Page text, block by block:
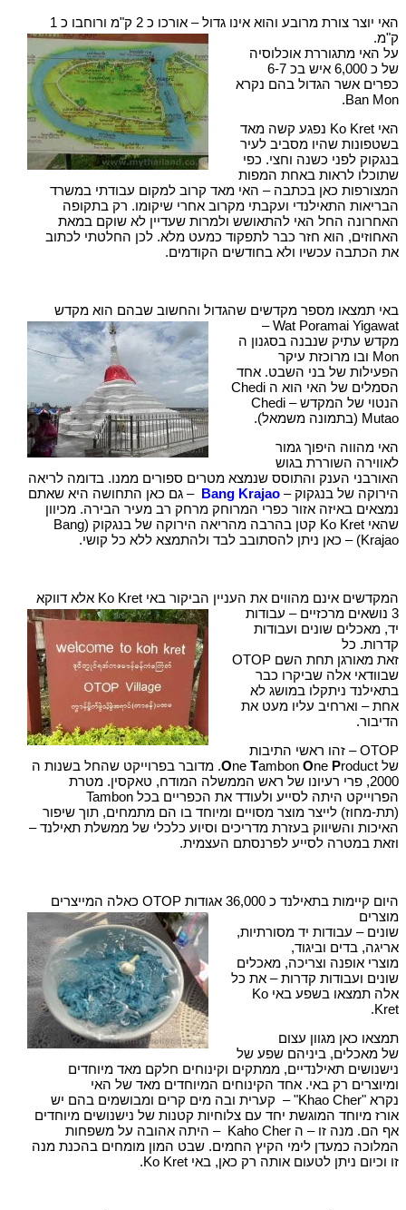
האי יוצר צורת מרובע והוא אינו גדול – אורכו כ 2 ק"מ ורוחבו כ 1
ק"מ.
על האי מתגוררת אוכלוסיה
של כ 6,000 איש בכ 6-7
כפרים אשר הגדול בהם נקרא
Ban Mon.
האי Ko Kret נפגע קשה מאד
בשטפונות שהיו מסביב לעיר
בנגקוק לפני כשנה וחצי. כפי
שתוכלו לראות באחת המפות
המצורפות כאן בכתבה – האי מאד קרוב למקום עבודתי במשרד
הבריאות התאילנדי ועקבתי מקרוב אחרי שיקומו. רק בתקופה
האחרונה החל האי להתאושש ולמרות שעדיין לא שוקם במאת
האחוזים, הוא חזר כבר לתפקוד כמעט מלא. לכן החלטתי לכתוב
את הכתבה עכשיו ולא בחודשים הקודמים.
באי תמצאו מספר מקדשים שהגדול והחשוב שבהם הוא מקדש
Wat Poramai Yigawat –
מקדש עתיק שנבנה בסגנון ה
Mon ובו מרוכזת עיקר
הפעילות של בני השבט. אחד
הסמלים של האי הוא ה Chedi
הנטוי של המקדש – Chedi
Mutao (בתמונה משמאל).
האי מהווה היפוך גמור
לאווירה השוררת בגוש
האורבני הענק והתוסס שנמצא מטרים ספורים ממנו. בדומה לריאה
הירוקה של בנגקוק – Bang Krajao – גם כאן התחושה היא שאתם
נמצאים באיזה אזור כפרי המרוחק מרחק רב מעיר הבירה. מכיוון
שהאי Ko Kret קטן בהרבה מהריאה הירוקה של בנגקוק (Bang
Krajao) – כאן ניתן להסתובב לבד ולהתמצא ללא כל קושי.
המקדשים אינם מהווים את העניין הביקור באי Ko Kret אלא דווקא
3 נושאים מרכזיים – עבודות
יד, מאכלים שונים ועבודות
קדרות. כל
זאת מאורגן תחת השם OTOP
שבוודאי אלה שביקרו כבר
בתאילנד ניתקלו במושג לא
אחת – וארחיב עליו מעט את
הדיבור.
OTOP – זהו ראשי התיבות
של
One Tambon One P
roduct. מדובר בפרוייקט שהחל בשנות ה
2000, פרי רעיונו של ראש הממשלה המודח, טאקסין. מטרת
הפרוייקט היתה לסייע ולעודד את הכפריים בכל Tambon
(תת-מחוז) לייצר מוצר מסויים ומיוחד בו הם מתמחים, תוך שיפור
האיכות והשיווק בעזרת מדריכים וסיוע כלכלי של ממשלת תאילנד –
וזאת במטרה לסייע לפרנסתם העצמית.
היום קיימות בתאילנד כ 36,000 אגודות OTOP כאלה המייצרים
מוצרים
שונים – עבודות יד מסורתיות,
אריגה, בדים וביגוד,
מוצרי אופנה וצריכה, מאכלים
שונים ועבודות קדרות – את כל
אלה תמצאו בשפע באי Ko
Kret.
תמצאו כאן מגוון עצום
של מאכלים, ביניהם שפע של
נישנושים תאילנדיים, ממתקים וקינוחים חלקם מאד מיוחדים
ומיוצרים רק באי. אחד הקינוחים המיוחדים מאד של האי
נקרא "Khao Cher" – קערית ובה מים קרים ומבושמים בהם יש
אורז מיוחד המוגשת יחד עם צלוחיות קטנות של נישנושים מיוחדים
אף הם. מנה זו – ה Kaho Cher – היתה אהובה על משפחות
המלוכה כמעדן לימי הקיץ החמים. שבט המון מומחים בהכנת מנה
זו וכיום ניתן לטעום אותה רק כאן, באי Ko Kret.